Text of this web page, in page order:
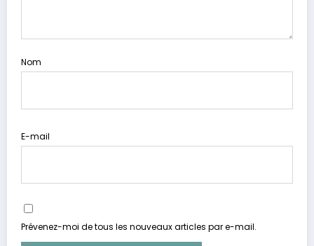
Nom
E-mail
Prévenez-moi de tous les nouveaux articles par e-mail.